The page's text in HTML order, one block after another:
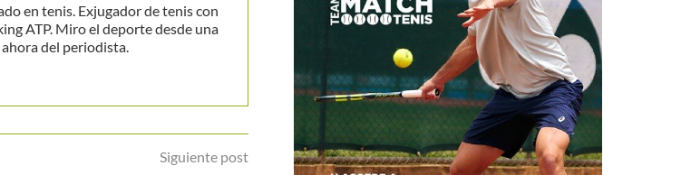
en tenis. Exjugador de tenis con
ATP. Miro el deporte desde una
del periodista.
Siguiente post